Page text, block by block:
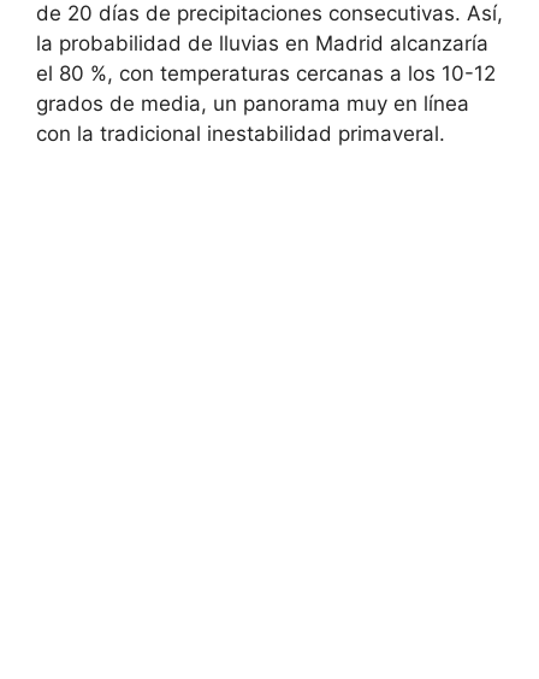
de 20 días de precipitaciones consecutivas. Así,
la probabilidad de lluvias en Madrid alcanzaría
el 80 %, con temperaturas cercanas a los 10-12
grados de media, un panorama muy en línea
con la tradicional inestabilidad primaveral.